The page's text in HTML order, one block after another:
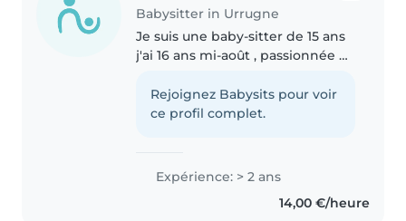
Babysitter in Urrugne
Je suis une baby-sitter de 15 ans
j'ai 16 ans mi-août , passionnée et
couramment l'espagnol et le
français. Avec 2 années
Rejoignez Babysits pour voir
ce profil complet.
Expérience: > 2 ans
14,00 €/heure